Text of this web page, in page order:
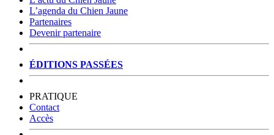
L’agenda du Chien Jaune
Partenaires
Devenir partenaire
ÉDITIONS PASSÉES
PRATIQUE
Contact
Accès